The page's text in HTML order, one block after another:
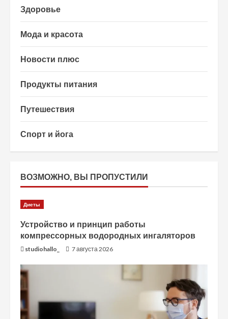
Здоровье
Мода и красота
Новости плюс
Продукты питания
Путешествия
Спорт и йога
ВОЗМОЖНО, ВЫ ПРОПУСТИЛИ
Диеты
Устройство и принцип работы
компрессорных водородных ингаляторов
studiohallo_ 7 августа 2026